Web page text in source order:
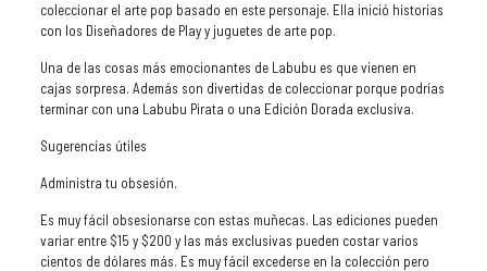
coleccionar el arte pop basado en este personaje. Ella inició historias
con los Diseñadores de Play y juguetes de arte pop.
Una de las cosas más emocionantes de Labubu es que vienen en
cajas sorpresa. Además son divertidas de coleccionar porque podrías
terminar con una Labubu Pirata o una Edición Dorada exclusiva.
Sugerencias útiles
Administra tu obsesión.
Es muy fácil obsesionarse con estas muñecas. Las ediciones pueden
variar entre $15 y $200 y las más exclusivas pueden costar varios
cientos de dólares más. Es muy fácil excederse en la colección pero